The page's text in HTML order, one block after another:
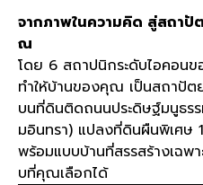
จากภาพในความคิด สู่สถาปั
ณ
โดย 6 สถาปนิกระดับไอคอนข
ทำให้บ้านของคุณ เป็นสถาปัต
บนที่ดินติดถนนประดิษฐ์มนูธร
มอินทรา) แปลงที่ดินผืนพิเศษ
พร้อมแบบบ้านที่สรรสร้างเฉ
บที่คุณเลือกได้